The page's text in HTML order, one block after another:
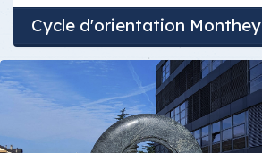
Cycle d'orientation Monthey